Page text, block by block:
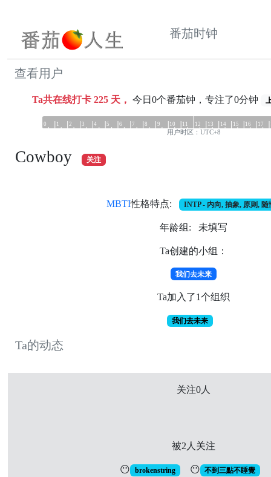
番茄时钟
查看用户
Ta共在线打卡225 天， 今日0个番茄钟，专注了0分钟
0 1 2 3 4 5 6 7 8 9 10 11 12 13 14 15 16 17
用户时区：UTC+8
Cowboy 关注
MBTI性格特点: INTP - 内向, 抽象, 原则, 随
年龄组: 未填写
Ta创建的小组：
我们去未来
Ta加入了1个组织
我们去未来
Ta的动态
关注0人
被2人关注
😶 brokenstring 😶 不到三點不睡覺